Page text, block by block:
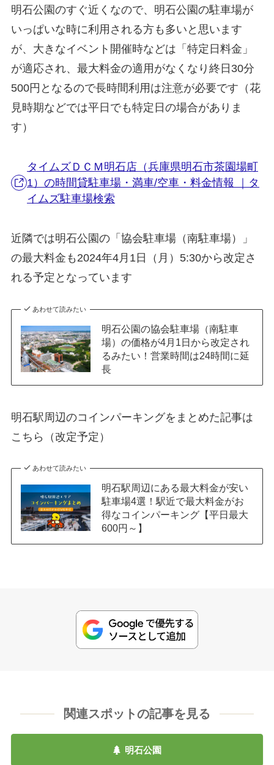
明石公園のすぐ近くなので、明石公園の駐車場が
いっぱいな時に利用される方も多いと思います
が、大きなイベント開催時などは「特定日料金」
が適応され、最大料金の適用がなくなり終日30分
500円となるので長時間利用は注意が必要です（花
見時期などでは平日でも特定日の場合がありま
す）
タイムズＤＣＭ明石店（兵庫県明石市茶園場町
1）の時間貸駐車場・満車/空車・料金情報 ｜タ
イムズ駐車場検索
近隣では明石公園の「協会駐車場（南駐車場）」
の最大料金も2024年4月1日（月）5:30から改定さ
れる予定となっています
あわせて読みたい
明石公園の協会駐車場（南駐車
場）の価格が4月1日から改定され
るみたい！営業時間は24時間に延
長
明石駅周辺のコインパーキングをまとめた記事は
こちら（改定予定）
あわせて読みたい
明石駅周辺にある最大料金が安い
駐車場4選！駅近で最大料金がお
得なコインパーキング【平日最大
600円～】
関連スポットの記事を見る
明石公園